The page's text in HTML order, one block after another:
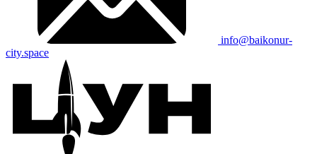
info@baikonur-
city.space